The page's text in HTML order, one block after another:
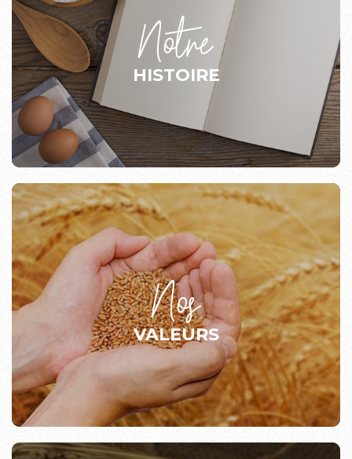
Notre
HISTOIRE
Nos
VALEURS